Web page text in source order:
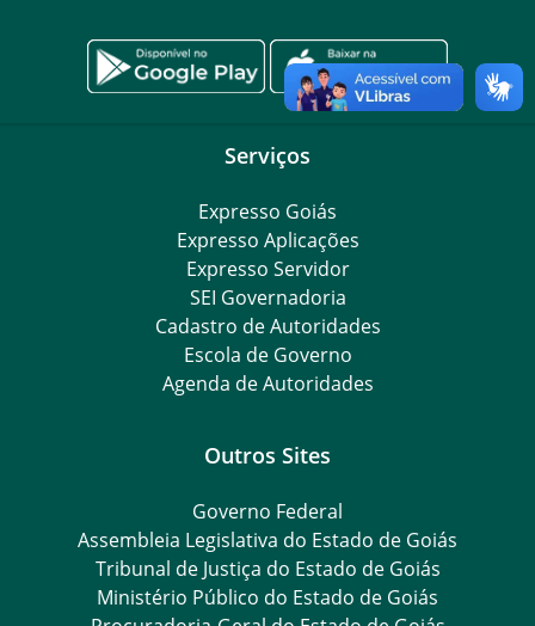
Serviços
Expresso Goiás
Expresso Aplicações
Expresso Servidor
SEI Governadoria
Cadastro de Autoridades
Escola de Governo
Agenda de Autoridades
Outros Sites
Governo Federal
Assembleia Legislativa do Estado de Goiás
Tribunal de Justiça do Estado de Goiás
Ministério Público do Estado de Goiás